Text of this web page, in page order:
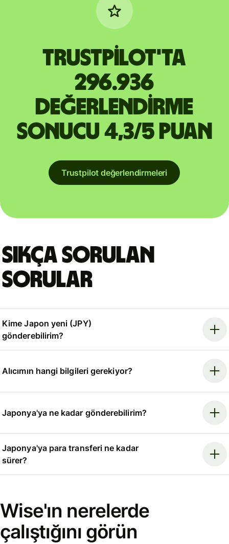
Trustpilot'ta
296.936
değerlendirme
sonucu 4,3/5 puan
Trustpilot değerlendirmeleri
Sıkça sorulan
sorular
Kime Japon yeni (JPY)
gönderebilirim?
Alıcımın hangi bilgileri gerekiyor?
Japonya'ya ne kadar gönderebilirim?
Japonya'ya para transferi ne kadar
sürer?
Wise'ın nerelerde
çalıştığını görün